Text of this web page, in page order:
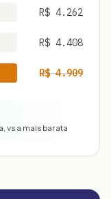
R$ 4.262
R$ 4.408
R$4.909
vs a mais barata